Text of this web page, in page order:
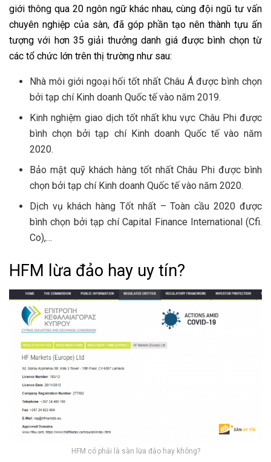
giới thông qua 20 ngôn ngữ khác nhau, cùng đội ngũ tư vấn
chuyên nghiệp của sàn, đã góp phần tạo nên thành tựu ấn
tượng với hơn 35 giải thưởng danh giá được bình chọn từ
các tổ chức lớn trên thị trường như sau:
Nhà môi giới ngoại hối tốt nhất Châu Á được bình chọn
bởi tạp chí Kinh doanh Quốc tế vào năm 2019.
Kinh nghiệm giao dịch tốt nhất khu vực Châu Phi được
bình chọn bởi tạp chí Kinh doanh Quốc tế vào năm
2020.
Bảo mật quỹ khách hàng tốt nhất Châu Phi được bình
chọn bởi tạp chí Kinh doanh Quốc tế vào năm 2020.
Dịch vụ khách hàng Tốt nhất – Toàn cầu 2020 được
bình chọn bởi tạp chí Capital Finance International (Cfi.
Co),…
HFM lừa đảo hay uy tín?
HFM có phải là sàn lừa đảo hay không?